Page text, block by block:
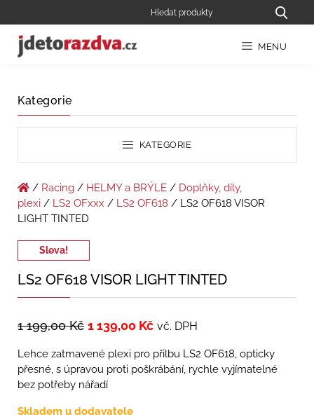
MENU
Kategorie
KATEGORIE
/ Racing / HELMY a BRÝLE / Doplňky, díly,
plexi / LS2 OFxxx / LS2 OF618 / LS2 OF618 VISOR
LIGHT TINTED
Sleva!
LS2 OF618 VISOR LIGHT TINTED
1 199,00Kč 1 139,00 Kč vč. DPH
Lehce zatmavené plexi pro přilbu LS2 OF618, opticky
přesné, s úpravou proti poškrábání, rychle vyjímatelné
bez potřeby nářadí
Skladem u dodavatele